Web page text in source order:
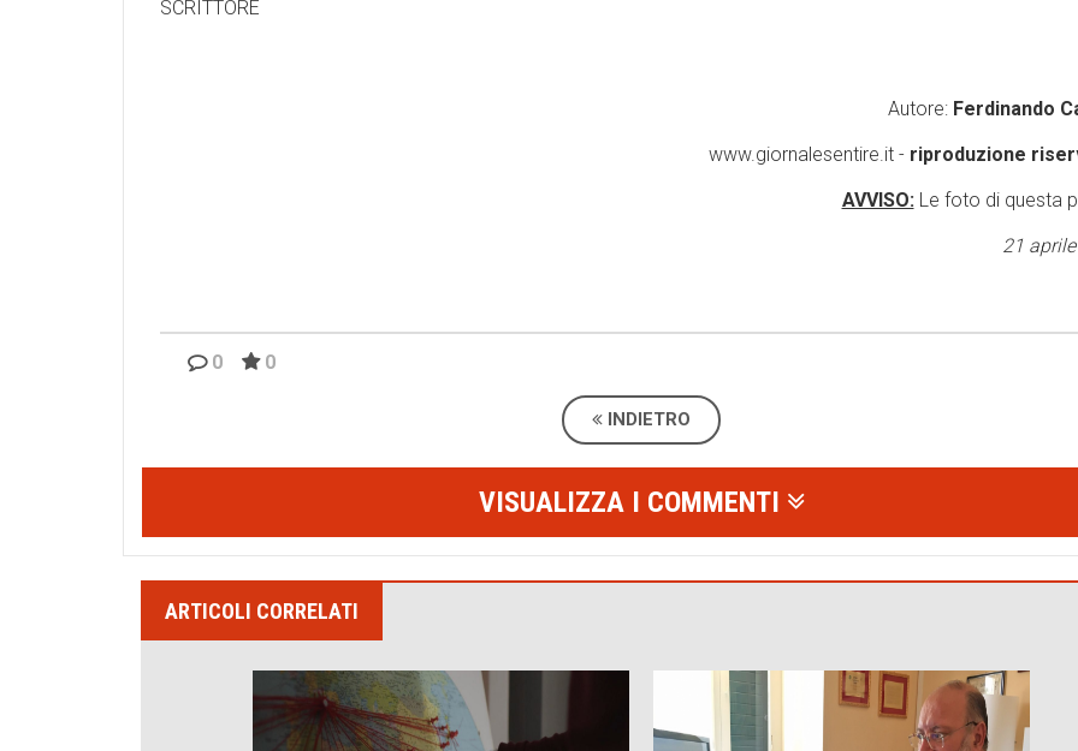
SCRITTORE
Autore: Ferdinando
www.giornalesentire.it - riproduzione
AVVISO: Le foto di questa
21
0 0
INDIETRO
VISUALIZZA I COMMENTI
ARTICOLI CORRELATI